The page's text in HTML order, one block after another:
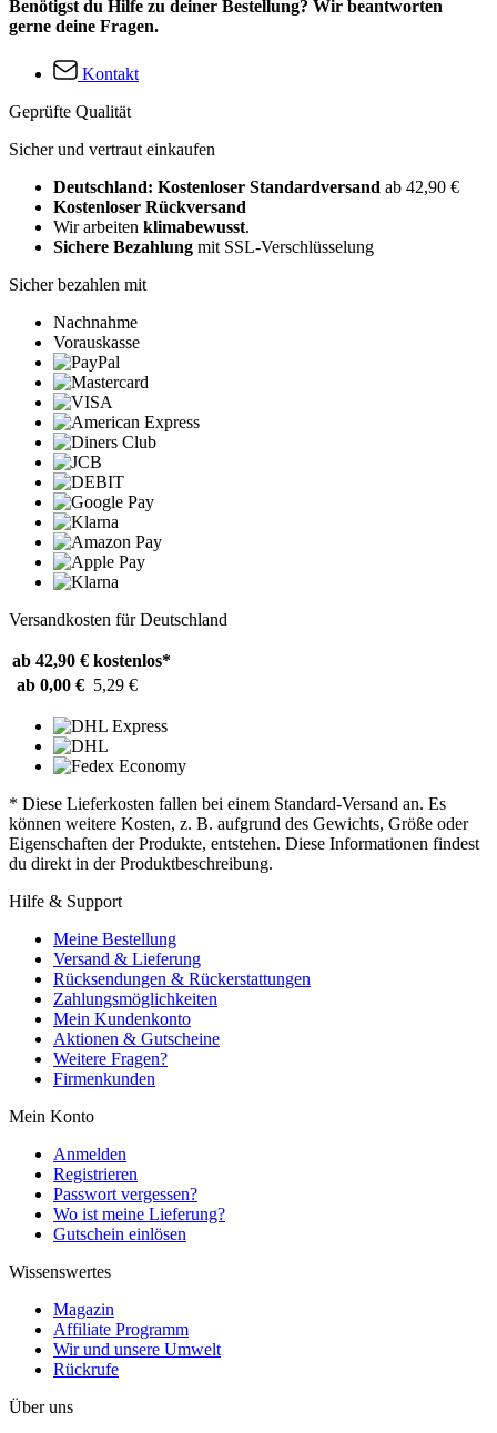
Benötigst du Hilfe zu deiner Bestellung? Wir beantworten
gerne deine Fragen.
Kontakt
Geprüfte Qualität
Sicher und vertraut einkaufen
Deutschland: Kostenloser Standardversand ab 42,90 €
Kostenloser Rückversand
Wir arbeiten klimabewusst.
Sichere Bezahlung mit SSL-Verschlüsselung
Sicher bezahlen mit
Nachnahme
Vorauskasse
Versandkosten für Deutschland
ab 42,90 € kostenlos*
ab 0,00 € 5,29 €
* Diese Lieferkosten fallen bei einem Standard-Versand an. Es
können weitere Kosten, z. B. aufgrund des Gewichts, Größe oder
Eigenschaften der Produkte, entstehen. Diese Informationen findest
du direkt in der Produktbeschreibung.
Hilfe & Support
Meine Bestellung
Versand & Lieferung
Rücksendungen & Rückerstattungen
Zahlungsmöglichkeiten
Mein Kundenkonto
Aktionen & Gutscheine
Weitere Fragen?
Firmenkunden
Mein Konto
Anmelden
Registrieren
Passwort vergessen?
Wo ist meine Lieferung?
Gutschein einlösen
Wissenswertes
Magazin
Affiliate Programm
Wir und unsere Umwelt
Rückrufe
Über uns